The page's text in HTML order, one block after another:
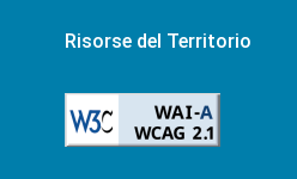
Risorse del Territorio